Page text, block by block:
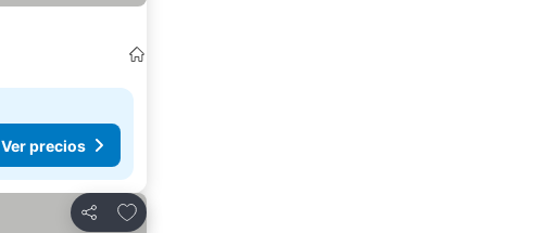
Ver precios
Compartir
Agregar a favoritos